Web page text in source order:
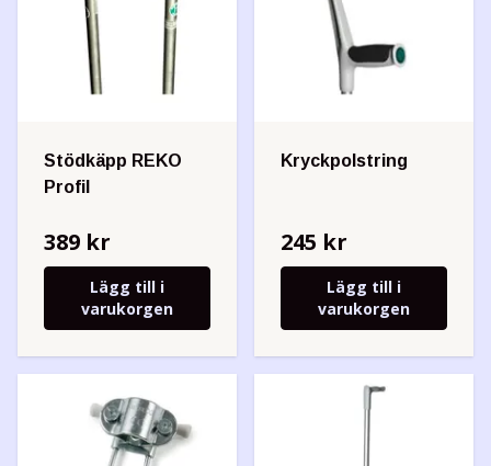
Stödkäpp REKO
Profil
389 kr
Lägg till i
varukorgen
Kryckpolstring
245 kr
Lägg till i
varukorgen